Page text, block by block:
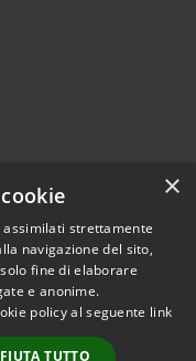
© 2026 • Comune di
• Powered by
• Accesso
×
assimilati strettamente
navigazione del sito,
fine di elaborare
e anonime.
policy al seguente link
TUTTO